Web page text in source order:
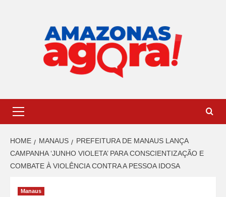
HOME MANAUS
PREFEITURA DE MANAUS LANÇA
CAMPANHA ‘JUNHO VIOLETA’ PARA CONSCIENTIZAÇÃO E
COMBATE À VIOLÊNCIA CONTRA A PESSOA IDOSA
Manaus